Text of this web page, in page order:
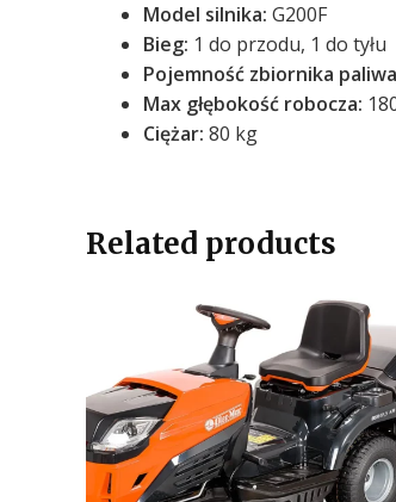
Model silnika: G200F
Bieg: 1 do przodu, 1 do tyłu
Pojemność zbiornika paliwa
Max głębokość robocza:
Ciężar: 80 kg
Related products